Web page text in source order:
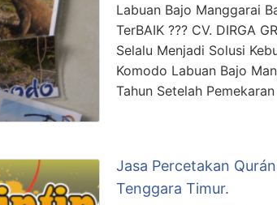
Labuan Bajo Manggarai
TerBAIK ??? CV. DIRGA
Selalu Menjadi Solusi
Komodo Labuan Bajo
Tahun Setelah
Jasa Percetakan
Tenggara Timur.